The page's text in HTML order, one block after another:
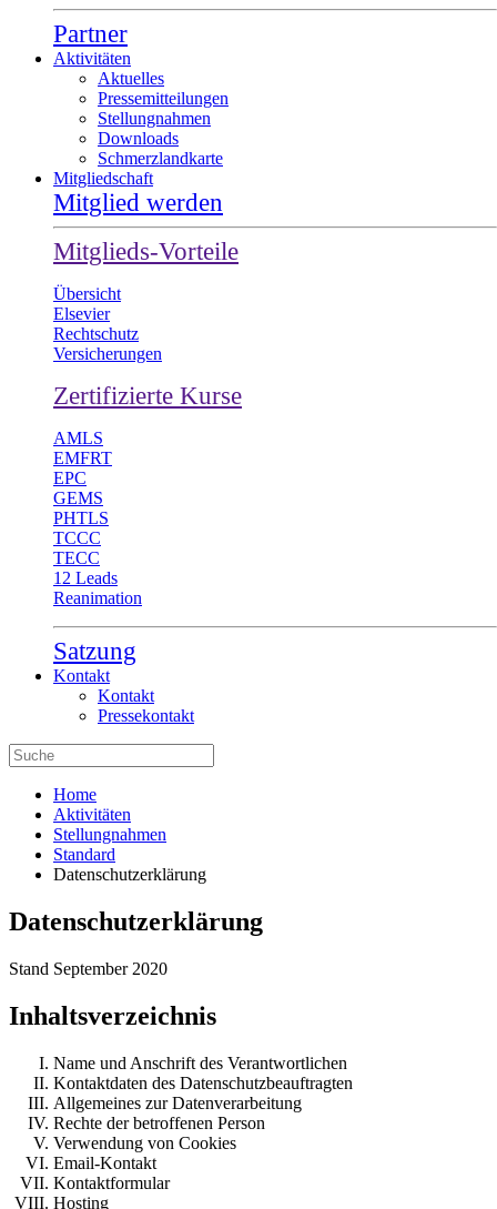
Partner
Aktivitäten
Aktuelles
Pressemitteilungen
Stellungnahmen
Downloads
Schmerzlandkarte
Mitgliedschaft
Mitglied werden
Mitglieds-Vorteile
Übersicht
Elsevier
Rechtschutz
Versicherungen
Zertifizierte Kurse
AMLS
EMFRT
EPC
GEMS
PHTLS
TCCC
TECC
12 Leads
Reanimation
Satzung
Kontakt
Kontakt
Pressekontakt
Home
Aktivitäten
Stellungnahmen
Standard
Datenschutzerklärung
Datenschutzerklärung
Stand September 2020
Inhaltsverzeichnis
Name und Anschrift des Verantwortlichen
Kontaktdaten des Datenschutzbeauftragten
Allgemeines zur Datenverarbeitung
Rechte der betroffenen Person
Verwendung von Cookies
Email-Kontakt
Kontaktformular
Hosting